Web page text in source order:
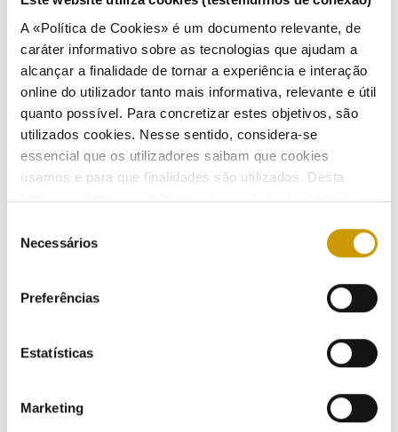
A «Política de Cookies» é um documento relevante, de
caráter informativo sobre as tecnologias que ajudam a
alcançar a finalidade de tornar a experiência e interação
online do utilizador tanto mais informativa, relevante e útil
quanto possível. Para concretizar estes objetivos, são
utilizados cookies. Nesse sentido, considera-se
essencial que os utilizadores saibam que cookies
usamos e para que finalidades são utilizados. Desta
forma, ajudamos a proteger a privacidade do utilizador,
simples possível de usar. Para obter mais informações
Necessários
Preferências
Estatísticas
Marketing
Despacho n.º 6941/2026, de 1 de junho
Cria o Grupo de Trabalho para a Reforma do Modelo de Acesso à Rede Elétrica de
Serviço Público.
Define a tarifa aplicável à eletricidade produzida por centros eletroprodutores